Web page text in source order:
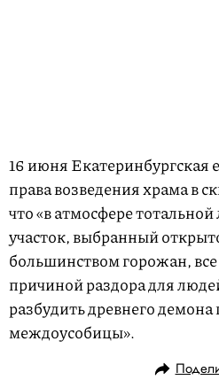
16 июня Екатеринбургская
права возведения храма в
что «в атмосфере
участок, выбранный
большинством горожан, все
причиной раздора для
разбудить древнего
междоусобицы».